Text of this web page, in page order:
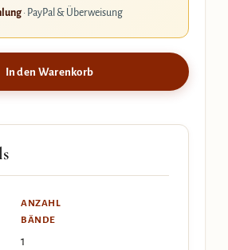
· PayPal & Überweisung
In den Warenkorb
ANZAHL
BÄNDE
1